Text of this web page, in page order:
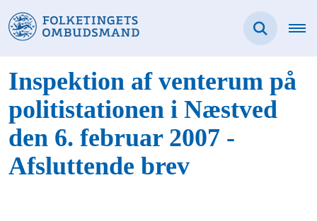
Inspektion af venterum på
politistationen i Næstved
den 6. februar 2007 -
Afsluttende brev